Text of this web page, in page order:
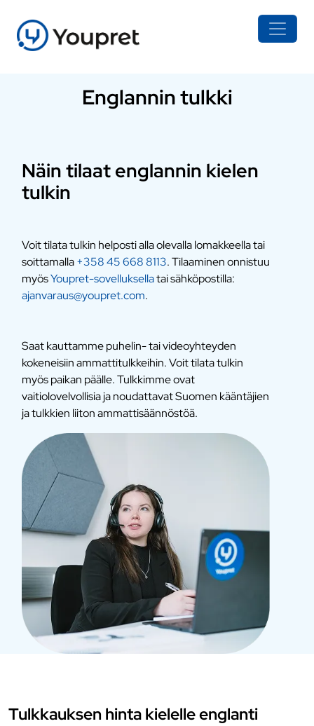
Englannin tulkki
Näin tilaat englannin kielen
tulkin
Voit tilata tulkin helposti alla olevalla lomakkeella tai
soittamalla+358 45 668 8113. Tilaaminen onnistuu
myösYoupret-sovelluksellatai sähköpostilla:
ajanvaraus@youpret.com.
Saat kauttamme puhelin- tai videoyhteyden
kokeneisiin ammattitulkkeihin. Voit tilata tulkin
myös paikan päälle. Tulkkimme ovat
vaitiolovelvollisia ja noudattavat Suomen kääntäjien
ja tulkkien liiton ammattisäännöstöä.
Tulkkauksen hinta kielelle englanti